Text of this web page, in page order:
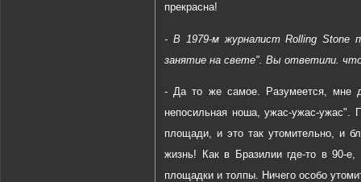
прекрасна!
- В 1979-м журналист Rolling Stone
занятие на свете". Вы ответили.
- Да то же самое. Разумеется, мне
непосильная ноша, ужас-ужас-ужас".
площади, и это так утомительно, и
жизнь! Как в Бразилии где-то в 90-
площадки и толпы. Ничего особо